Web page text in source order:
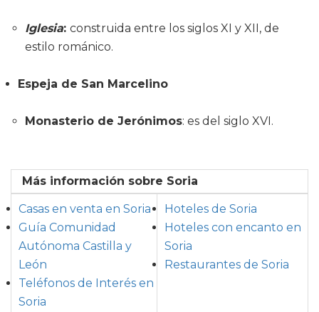
Iglesia: construida entre los siglos XI y XII, de
estilo románico.
Espeja de San Marcelino
Monasterio de Jerónimos: es del siglo XVI.
Más información sobre Soria
Casas en venta en Soria
Guía Comunidad
Autónoma Castilla y
León
Teléfonos de Interés en
Soria
Hoteles de Soria
Hoteles con encanto en
Soria
Restaurantes de Soria